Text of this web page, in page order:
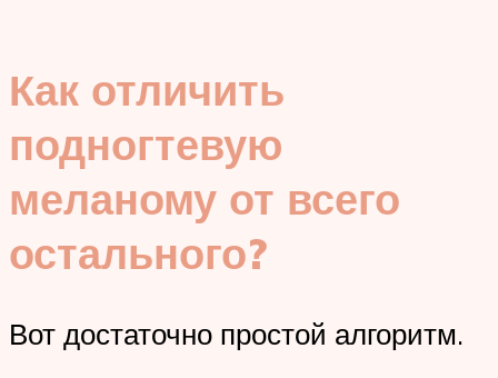
Как отличить
подногтевую
меланому от всего
остального?
Вот достаточно простой алгоритм.